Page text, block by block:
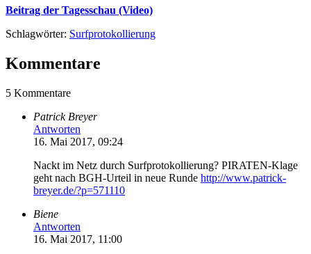
Beitrag der Tagesschau (Video)
Schlagwörter: Surfprotokollierung
Kommentare
5 Kommentare
Patrick Breyer
Antworten
16. Mai 2017, 09:24
Nackt im Netz durch Surfprotokollierung? PIRATEN-Klage
geht nach BGH-Urteil in neue Runde http://www.patrick-
breyer.de/?p=571110
Biene
Antworten
16. Mai 2017, 11:00